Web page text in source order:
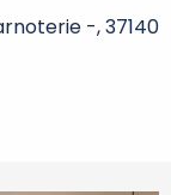
-, 37140